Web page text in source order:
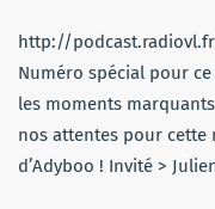
http://
Numéro spécial pour
les moments
nos attentes pour cette
d’Adyboo ! Invité >